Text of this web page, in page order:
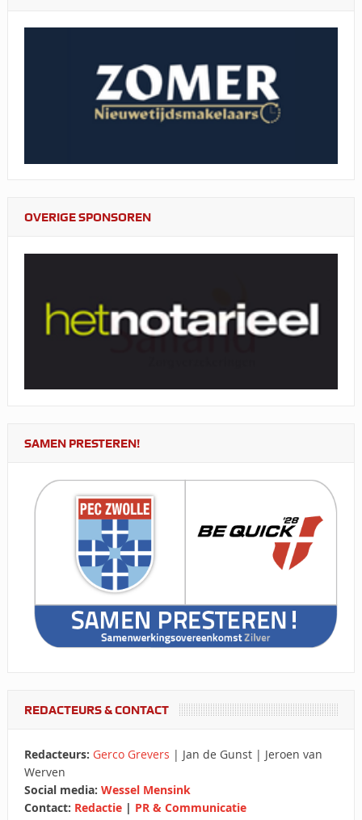
OVERIGE SPONSOREN
SAMEN PRESTEREN!
REDACTEURS & CONTACT
Redacteurs: Gerco Grevers | Jan de Gunst | Jeroen van
Werven
Social media: Wessel Mensink
Contact: Redactie| PR & Communicatie